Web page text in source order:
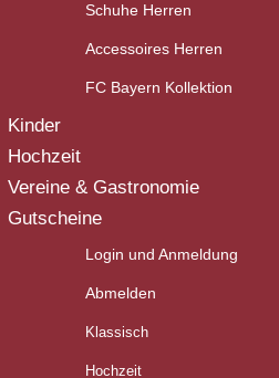
Schuhe Herren
Accessoires Herren
FC Bayern Kollektion
Kinder
Hochzeit
Vereine & Gastronomie
Gutscheine
Login und Anmeldung
Abmelden
Klassisch
Hochzeit